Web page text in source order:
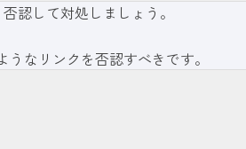
認して対処しましょう。
なリンクを否認すべきです。